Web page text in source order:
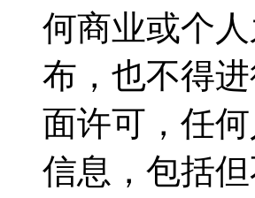
何商业或个
布，也不得
面许可，任
信息，包括